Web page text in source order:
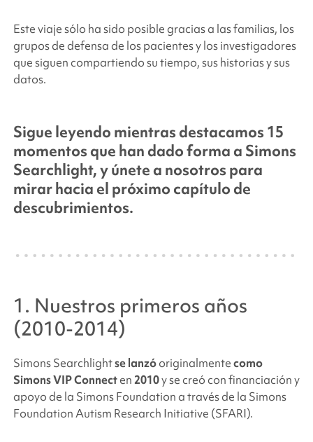
Este viaje sólo ha sido posible gracias a las familias, los
grupos de defensa de los pacientes y los investigadores
que siguen compartiendo su tiempo, sus historias y sus
datos.
Sigue leyendo mientras destacamos 15
momentos que han dado forma a Simons
Searchlight, y únete a nosotros para
mirar hacia el próximo capítulo de
descubrimientos.
1. Nuestros primeros años
(2010-2014)
Simons Searchlightse lanzóoriginalmentecomo
Simons VIP Connecten2010y se creó con financiación y
apoyo de la Simons Foundation a través de la Simons
FoundationAutism Research Initiative (SFARI).